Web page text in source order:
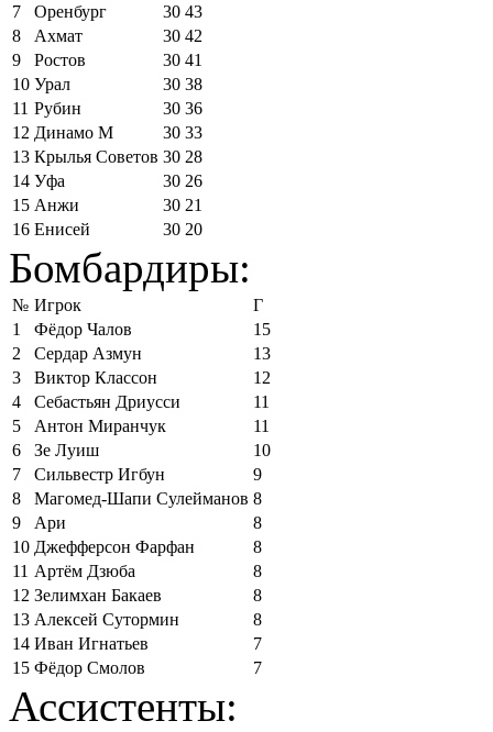
7
Оренбург 30 43
8
Ахмат 30 42
9
Ростов 30 41
10 Урал 30 38
11 Рубин 30 36
12 Динамо М 30 33
13 Крылья Советов 30 28
14 Уфа 30 26
15 Анжи 30 21
16 Енисей 30 20
Бомбардиры:
№ Игрок
Г
1
Фёдор Чалов
15
2
Сердар Азмун
13
3
Виктор Классон
12
4
Себастьян Дриусси
11
5
Антон Миранчук
11
6
Зе Луиш
10
7
Сильвестр Игбун
9
8
Магомед-Шапи Сулейманов 8
9
Ари
8
10 Джефферсон Фарфан
8
11 Артём Дзюба
8
12 Зелимхан Бакаев
8
13 Алексей Сутормин
8
14 Иван Игнатьев
7
15 Фёдор Смолов 7
Ассистенты: